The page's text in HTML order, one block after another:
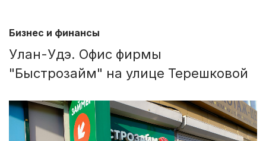
Бизнес и финансы
Улан-Удэ. Офис фирмы
"Быстрозайм" на улице Терешковой